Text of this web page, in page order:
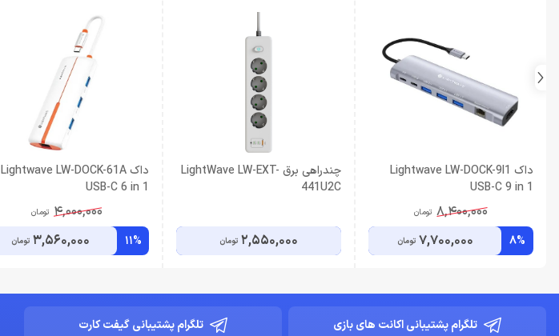
داک Lightwave LW-DOCK-9I1
USB-C 9 in 1
8,400,000 تومان
8%
7,700,000 تومان
چندراهی برق LightWave LW-EXT-
441U2C
2,550,000 تومان
داک Lightwave LW-DOCK-61A
USB-C 6 in 1
4,000,000 تومان
11%
3,560,000 تومان
تلگرام پشتیبانی اکانت های بازی تلگرام پشتیبانی گیفت کارت